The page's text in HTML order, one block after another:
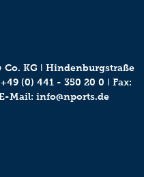
KG ǀ Hindenburgstraße
+49 (0) 441 - 350 20 0 ǀ Fax:
Mail: info@nports.de